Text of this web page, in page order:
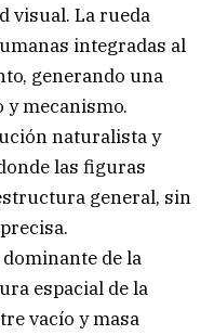
visual. La rueda
integradas al
generando una
mecanismo.
naturalista y
las figuras
general, sin
de la
espacial de la
vacío y masa